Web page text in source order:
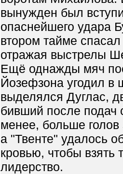
вынужден был
опаснейшего удара
втором тайме
отражая выстрелы
Ещё однажды мяч
Йозефзона угодил в
выделялся Дуглас,
бивший после подач
менее, больше голов
а "Твенте" удалось
кровью, чтобы взять
лидерство.